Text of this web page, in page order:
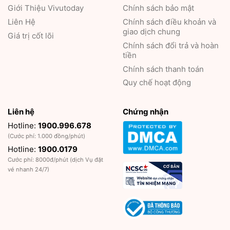
Giới Thiệu Vivutoday
Liên Hệ
Giá trị cốt lõi
Chính sách bảo mật
Chính sách điều khoản và
giao dịch chung
Chính sách đổi trả và hoàn
tiền
Chính sách thanh toán
Quy chế hoạt động
Liên hệ
Hotline: 1900.996.678
(Cước phí: 1.000 đồng/phút)
Hotline: 1900.0179
Cước phí: 8000đ/phút (dịch Vụ đặt
vé nhanh 24/7)
Chứng nhận